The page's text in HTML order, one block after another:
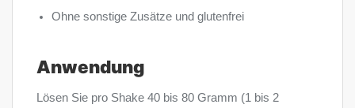
Ohne sonstige Zusätze und glutenfrei
Anwendung
Lösen Sie pro Shake 40 bis 80 Gramm (1 bis 2